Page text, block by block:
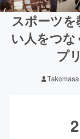
スポーツ
い人をつ
プ